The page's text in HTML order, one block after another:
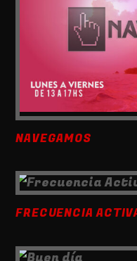
NAVEGAMOS
FRECUENCIA